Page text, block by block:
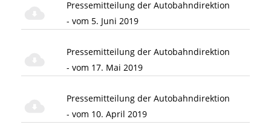
Pressemitteilung der Autobahndirektion
- vom 5. Juni 2019
Pressemitteilung der Autobahndirektion
- vom 17. Mai 2019
Pressemitteilung der Autobahndirektion
- vom 10. April 2019